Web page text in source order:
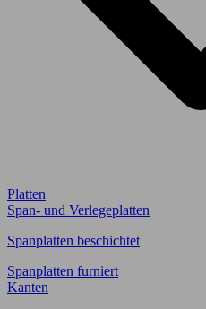
Platten
Span- und Verlegeplatten
Spanplatten beschichtet
Spanplatten furniert
Kanten